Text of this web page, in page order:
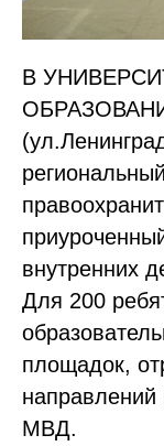
В
внутренних
Для 200
площадок,
направлений
МВД.